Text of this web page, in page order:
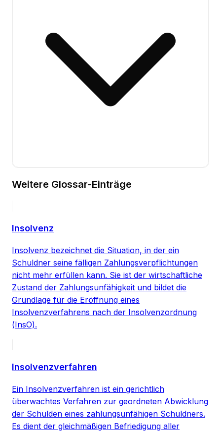
Weitere Glossar-Einträge
Insolvenz
Insolvenz bezeichnet die Situation, in der ein
Schuldner seine fälligen Zahlungsverpflichtungen
nicht mehr erfüllen kann. Sie ist der wirtschaftliche
Zustand der Zahlungsunfähigkeit und bildet die
Grundlage für die Eröffnung eines
Insolvenzverfahrens nach der Insolvenzordnung
(InsO).
Insolvenzverfahren
Ein Insolvenzverfahren ist ein gerichtlich
überwachtes Verfahren zur geordneten Abwicklung
der Schulden eines zahlungsunfähigen Schuldners.
Es dient der gleichmäßigen Befriedigung aller